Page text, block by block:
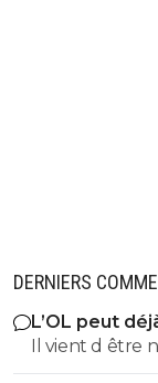
DERNIERS
L’OL peut
Il vient d être